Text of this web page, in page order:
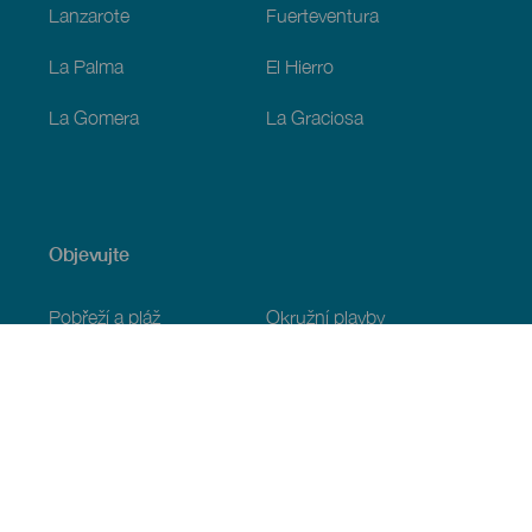
Lanzarote Fuerteventura
La Palma El Hierro
La Gomera La Graciosa
Objevujte
Pobřeží a pláž Okružní plavby